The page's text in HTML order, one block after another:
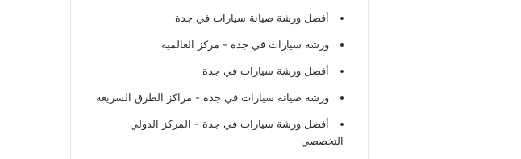
أفضل ورشة صيانة سيارات في جدة
ورشة سيارات في جدة - مركز العالمية
أفضل ورشة سيارات في جدة
ورشة صيانة سيارات في جدة - مراكز الطرق السريعة
أفضل ورشة سيارات في جدة - المركز الدولي
التخصصي